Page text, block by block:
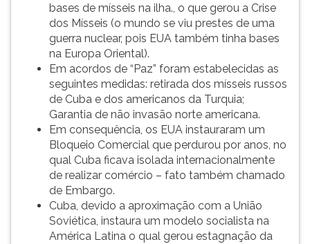
bases de mísseis na ilha., o que gerou a Crise
dos Mísseis (o mundo se viu prestes de uma
guerra nuclear, pois EUA também tinha bases
na Europa Oriental).
Em acordos de “Paz” foram estabelecidas as
seguintes medidas: retirada dos mísseis russos
de Cuba e dos americanos da Turquia;
Garantia de não invasão norte americana.
Em consequência, os EUA instauraram um
Bloqueio Comercial que perdurou por anos, no
qual Cuba ficava isolada internacionalmente
de realizar comércio – fato também chamado
de Embargo.
Cuba, devido a aproximação com a União
Soviética, instaura um modelo socialista na
América Latina o qual gerou estagnação da